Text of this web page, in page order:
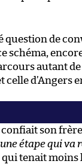
question de
schéma,
autant
celle d’Angers
confiait son
une étape qui
tenait moins